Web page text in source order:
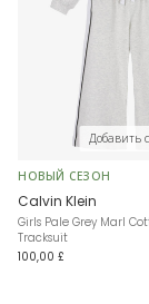
Добавить
НОВЫЙ СЕЗОН
Calvin Klein
Girls Pale Grey Marl
Tracksuit
100,00 £